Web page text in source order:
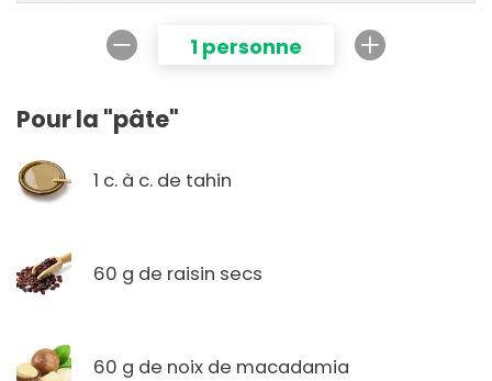
1 personne
Pour la "pâte"
1 c. à c. de tahin
60 g de raisin secs
60 g de noix de macadamia